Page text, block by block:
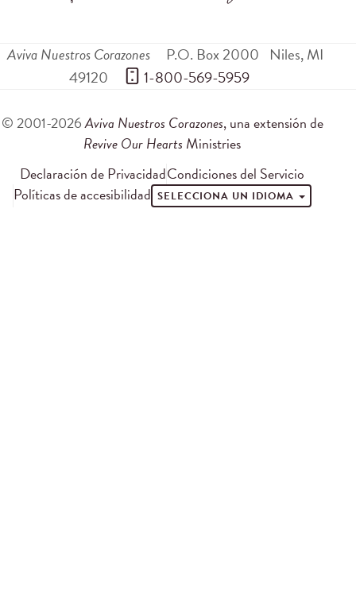
Aviva Nuestros Corazones P.O. Box 2000 Niles,MI
49120
1-800-569-5959
© 2001-2026Aviva Nuestros Corazones, una extensión de
Revive Our Hearts Ministries
Declaración de PrivacidadCondiciones del Servicio
Políticas de accesibilidad SELECCIONA UN IDIOMA